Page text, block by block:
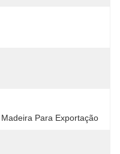
Para Exportação